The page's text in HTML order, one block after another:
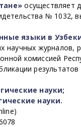
осуществляет
№ 1032,
языки в
научных журналов,
комиссией
науки;
науки.